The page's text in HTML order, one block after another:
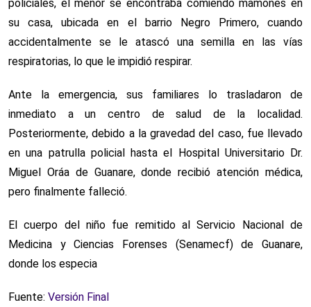
policiales, el menor se encontraba comiendo mamones en
su casa, ubicada en el barrio Negro Primero, cuando
accidentalmente se le atascó una semilla en las vías
respiratorias, lo que le impidió respirar.
Ante la emergencia, sus familiares lo trasladaron de
inmediato a un centro de salud de la localidad.
Posteriormente, debido a la gravedad del caso, fue llevado
en una patrulla policial hasta el Hospital Universitario Dr.
Miguel Oráa de Guanare, donde recibió atención médica,
pero finalmente falleció.
El cuerpo del niño fue remitido al Servicio Nacional de
Medicina y Ciencias Forenses (Senamecf) de Guanare,
donde los especia
Fuente: Versión Final